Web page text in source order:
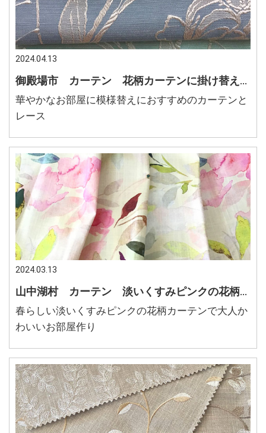
2024.04.13
御殿場市 カーテン 花柄カーテンに掛け替え 華やかなお部屋
華やかなお部屋に模様替えにおすすめのカーテンと
レース
2024.03.13
山中湖村 カーテン 淡いくすみピンクの花柄カーテン 大人かわいい部屋
春らしい淡いくすみピンクの花柄カーテンで大人か
わいいお部屋作り